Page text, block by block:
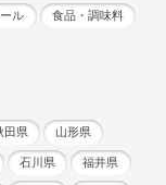
ル 食品・調味料
田県 山形県
石川県 福井県